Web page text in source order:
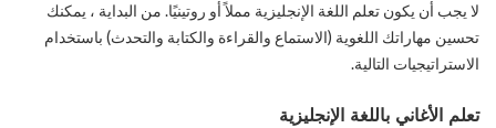
لا يجب أن يكون تعلم اللغة الإنجليزية مملاً أو روتينيًا. من البداية ، يمكنك
تحسين مهاراتك اللغوية (الاستماع والقراءة والكتابة والتحدث) باستخدام
الاستراتيجيات التالية.
تعلم الأغاني باللغة الإنجليزية